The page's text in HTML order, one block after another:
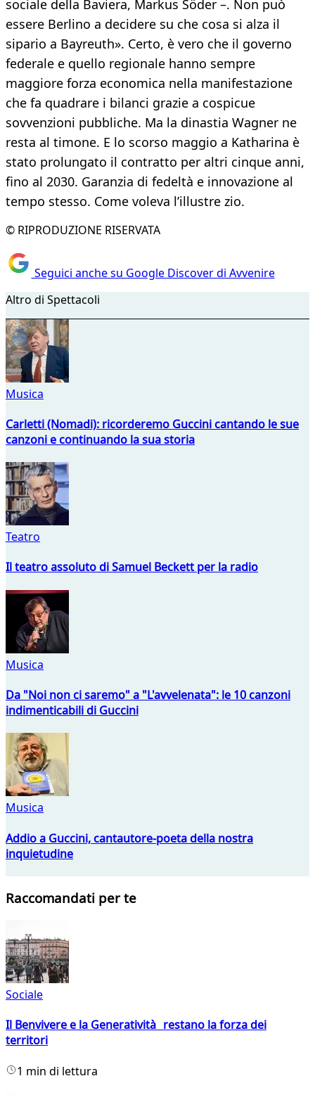
sociale della Baviera, Markus Söder –. Non può
essere Berlino a decidere su che cosa si alza il
sipario a Bayreuth». Certo, è vero che il governo
federale e quello regionale hanno sempre
maggiore forza economica nella manifestazione
che fa quadrare i bilanci grazie a cospicue
sovvenzioni pubbliche. Ma la dinastia Wagner ne
resta al timone. E lo scorso maggio a Katharina è
stato prolungato il contratto per altri cinque anni,
fino al 2030. Garanzia di fedeltà e innovazione al
tempo stesso. Come voleva l’illustre zio.
© RIPRODUZIONE RISERVATA
Seguici anche su Google Discover di Avvenire
Altro di Spettacoli
Musica
Carletti (Nomadi): ricorderemo Guccini cantando le sue
canzoni e continuando la sua storia
Teatro
Il teatro assoluto di Samuel Beckett per la radio
Musica
Da "Noi non ci saremo" a "L'avvelenata": le 10 canzoni
indimenticabili di Guccini
Musica
Addio a Guccini, cantautore-poeta della nostra
inquietudine
Raccomandati per te
Sociale
Il Benvivere e la Generatività restano la forza dei
territori
1 min di lettura